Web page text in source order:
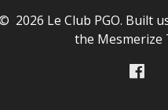
2026 Le Club PGO. Built
the Mesmerize